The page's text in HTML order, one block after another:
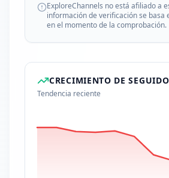
ExploreChannels no está afiliado a
información de verificación se basa
en el momento de la comprobación.
CRECIMIENTO DE
Tendencia reciente